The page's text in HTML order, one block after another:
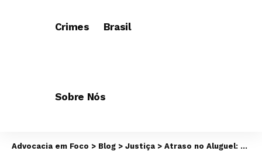
Crimes Brasil
Sobre Nós
Advocacia em Foco > Blog > Justiça > Atraso no Aluguel: Multa e Fim de Descontos São Legítimos, Decide Justiça